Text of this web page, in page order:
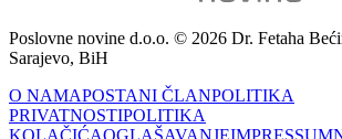
Poslovne novine d.o.o. © 2026 Dr. Fetaha
Sarajevo, BiH
O NAMAPOSTANI ČLANPOLITIKA
PRIVATNOSTIPOLITIKA